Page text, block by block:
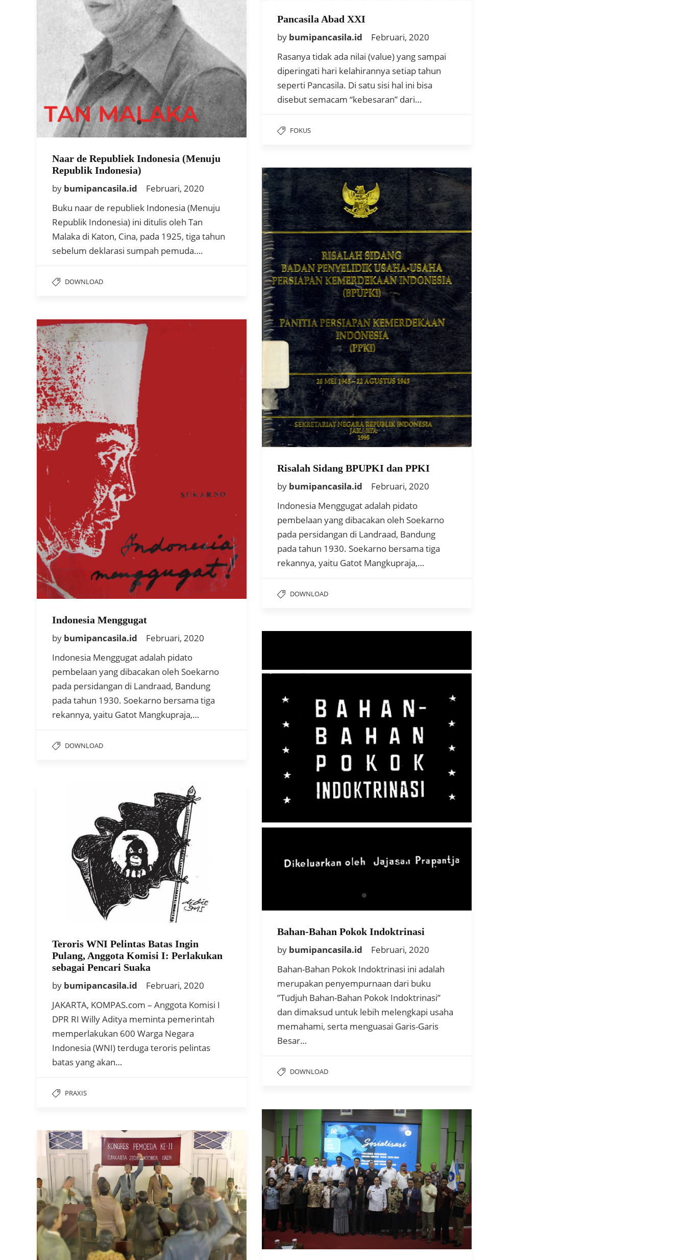
Pancasila Abad XXI
by bumipancasila.id
Februari, 2020
Rasanya tidak ada nilai (value) yang sampai
diperingati hari kelahirannya setiap tahun
seperti Pancasila. Di satu sisi hal ini bisa
disebut semacam “kebesaran” dari…
FOKUS
Naar de Republiek Indonesia (Menuju
Republik Indonesia)
by bumipancasila.id
Februari, 2020
Buku naar de republiek Indonesia (Menuju
Republik Indonesia) ini ditulis oleh Tan
Malaka di Katon, Cina, pada 1925, tiga tahun
sebelum deklarasi sumpah pemuda….
DOWNLOAD
Risalah Sidang BPUPKI dan PPKI
by bumipancasila.id
Februari, 2020
Indonesia Menggugat adalah pidato
pembelaan yang dibacakan oleh Soekarno
pada persidangan di Landraad, Bandung
pada tahun 1930. Soekarno bersama tiga
rekannya, yaitu Gatot Mangkupraja,…
DOWNLOAD
Indonesia Menggugat
by bumipancasila.id
Februari, 2020
Indonesia Menggugat adalah pidato
pembelaan yang dibacakan oleh Soekarno
pada persidangan di Landraad, Bandung
pada tahun 1930. Soekarno bersama tiga
rekannya, yaitu Gatot Mangkupraja,…
DOWNLOAD
Bahan-Bahan Pokok Indoktrinasi
by bumipancasila.id
Februari, 2020
Bahan-Bahan Pokok Indoktrinasi ini adalah
merupakan penyempurnaan dari buku
”Tudjuh Bahan-Bahan Pokok Indoktrinasi”
dan dimaksud untuk lebih melengkapi usaha
memahami, serta menguasai Garis-Garis
Besar…
DOWNLOAD
Teroris WNI Pelintas Batas Ingin
Pulang, Anggota Komisi I: Perlakukan
sebagai Pencari Suaka
by bumipancasila.id
Februari, 2020
JAKARTA, KOMPAS.com – Anggota Komisi I
DPR RI Willy Aditya meminta pemerintah
memperlakukan 600 Warga Negara
Indonesia (WNI) terduga teroris pelintas
batas yang akan…
PRAXIS